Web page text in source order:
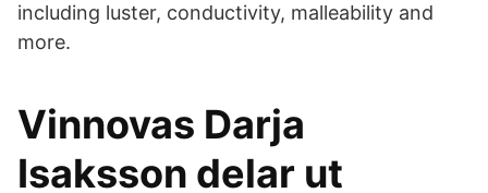
including luster, conductivity, malleability and
more.
Vinnovas Darja
Isaksson delar ut